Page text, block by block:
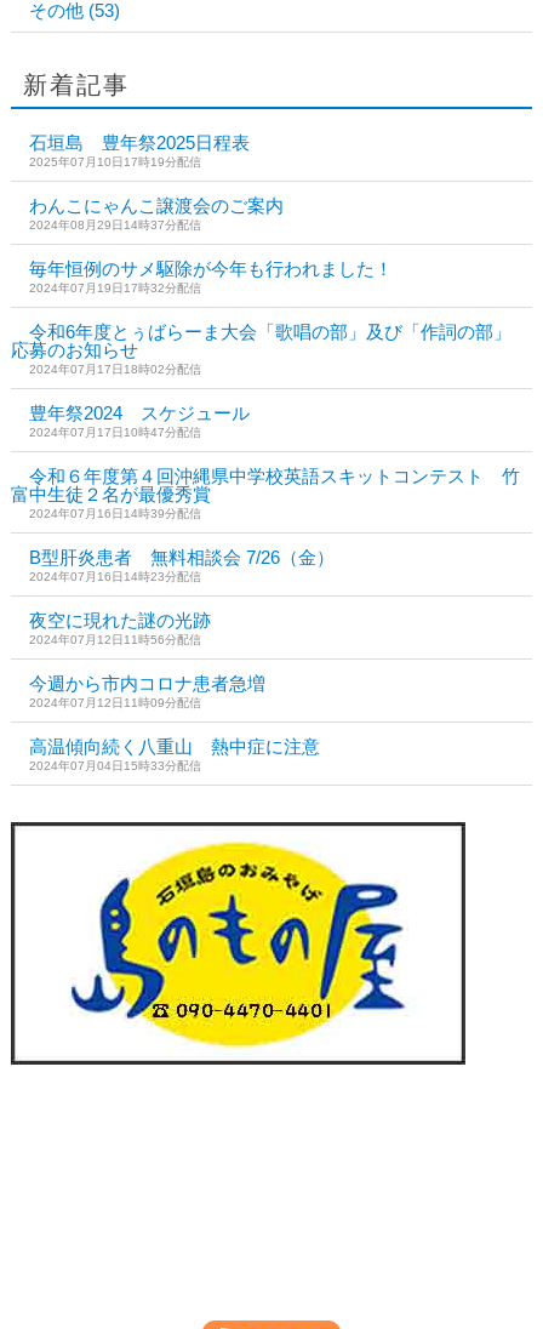
その他 (53)
新着記事
石垣島 豊年祭2025日程表
2025年07月10日17時19分配信
わんこにゃんこ譲渡会のご案内
2024年08月29日14時37分配信
毎年恒例のサメ駆除が今年も行われました！
2024年07月19日17時32分配信
令和6年度とぅばらーま大会「歌唱の部」及び「作詞の部」
応募のお知らせ
2024年07月17日18時02分配信
豊年祭2024 スケジュール
2024年07月17日10時47分配信
令和６年度第４回沖縄県中学校英語スキットコンテスト 竹
富中生徒２名が最優秀賞
2024年07月16日14時39分配信
B型肝炎患者 無料相談会 7/26（金）
2024年07月16日14時23分配信
夜空に現れた謎の光跡
2024年07月12日11時56分配信
今週から市内コロナ患者急増
2024年07月12日11時09分配信
高温傾向続く八重山 熱中症に注意
2024年07月04日15時33分配信